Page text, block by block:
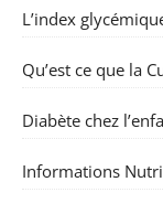
L’index
Qu’est ce que la
Diabète chez
Informations